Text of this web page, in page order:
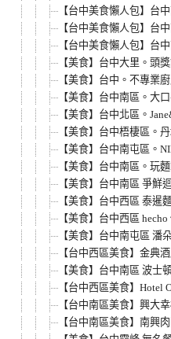
【台中美食懶人包】台
【台中美食懶人包】台
【台中美食懶人包】台
【美食】台中大里。頭
【美食】台中。不專業
【美食】台中南區。大
【美食】台中北區。
【美食】台中梧棲區。
【美食】台中南屯區。
【美食】台中南區。玩
【美食】台中南區 爭
【美食】台中西區 泰
【美食】台中西區
【美食】台中南屯區 潘
【台中西區美食】金典
【美食】台中南區 波士
【台中西區美食】Hotel
【台中南區美食】興大
【台中南區美食】南興